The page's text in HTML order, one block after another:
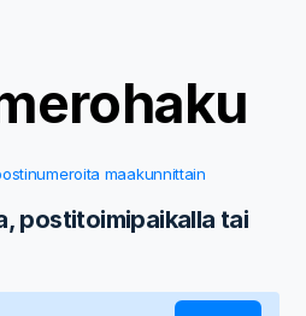
maakunnittain
postitoimipaikalla tai